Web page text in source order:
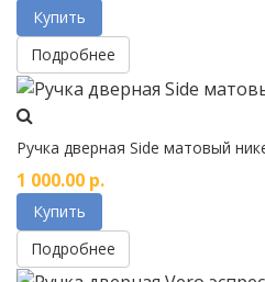
Купить
Подробнее
Ручка дверная Side матовый
1 000.00 р.
Купить
Подробнее